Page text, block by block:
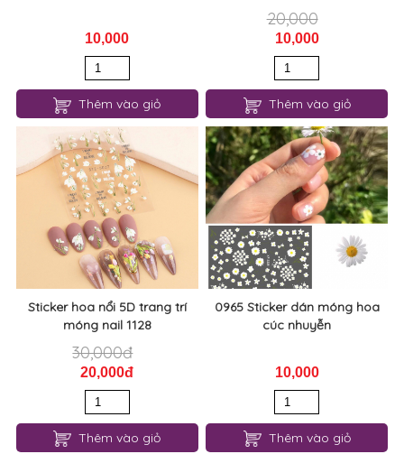
10,000
Thêm vào giỏ
20,000
10,000
Thêm vào giỏ
Sticker hoa nổi 5D trang trí
móng nail 1128
30,000đ
20,000đ
Thêm vào giỏ
0965 Sticker dán móng hoa
cúc nhuyễn
10,000
Thêm vào giỏ